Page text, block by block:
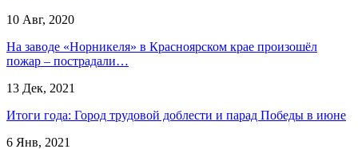
10 Авг, 2020
На заводе «Норникеля» в Красноярском крае произошёл
пожар – пострадали…
13 Дек, 2021
Итоги года: Город трудовой доблести и парад Победы в июне
6 Янв, 2021